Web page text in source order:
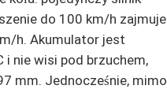
do 100 km/h zajmuje
h. Akumulator jest
i nie wisi pod brzuchem,
mm. Jednocześnie, mimo